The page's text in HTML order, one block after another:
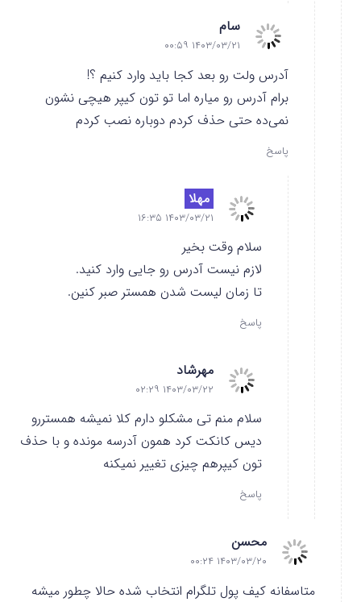
سام
۱۴۰۳/۰۳/۲۱ ۰۰:۵۹
آدرس ولت رو بعد کجا باید وارد کنیم ؟!
برام آدرس رو میاره اما تو تون کیپر هیچی نشون
نمی‌ده حتی حذف کردم دوباره نصب کردم
پاسخ
مهلا
۱۴۰۳/۰۳/۲۱ ۱۶:۳۵
سلام وقت بخیر
لازم نیست آدرس رو جایی وارد کنید.
تا زمان لیست شدن همستر صبر کنین.
پاسخ
مهرشاد
۱۴۰۳/۰۳/۲۲ ۰۲:۲۹
سلام منم تی مشکلو دارم کلا نمیشه همستررو
دیس کانکت کرد همون آدرسه مونده و با حذف
تون کیپرهم چیزی تغییر نمیکنه
پاسخ
محسن
۱۴۰۳/۰۳/۲۰ ۰۰:۲۴
متاسفانه کیف پول تلگرام انتخاب شده حالا چطور میشه